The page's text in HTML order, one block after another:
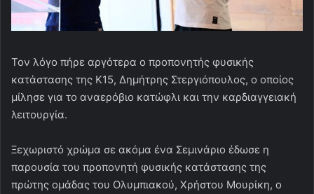
Τον λόγο πήρε αργότερα ο προπονητής φυσικής
κατάστασης της Κ15, Δημήτρης Στεργιόπουλος, ο οποίος
μίλησε για το αναερόβιο κατώφλι και την καρδιαγγειακή
λειτουργία.
Ξεχωριστό χρώμα σε ακόμα ένα Σεμινάριο έδωσε η
παρουσία του προπονητή φυσικής κατάστασης της
πρώτης ομάδας του Ολυμπιακού, Χρήστου Μουρίκη, ο